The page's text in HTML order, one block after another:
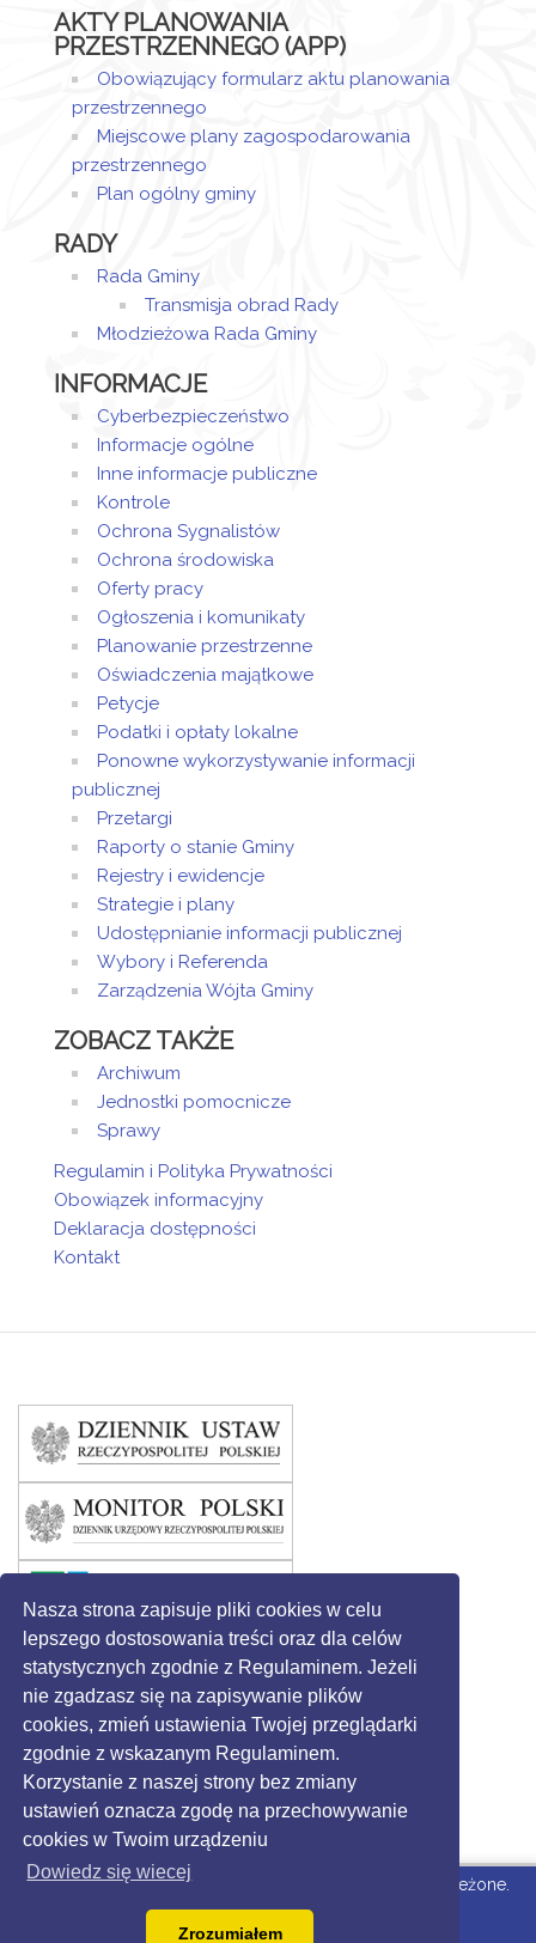
Nasza strona zapisuje pliki cookies w celu
lepszego dostosowania treści oraz dla celów
statystycznych zgodnie z Regulaminem. Jeżeli
nie zgadzasz się na zapisywanie plików
cookies, zmień ustawienia Twojej przeglądarki
zgodnie z wskazanym Regulaminem.
Korzystanie z naszej strony bez zmiany
ustawień oznacza zgodę na przechowywanie
cookies w Twoim urządzeniu
Dowiedz się wiecej
Zrozumiałem
AKTY PLANOWANIA
PRZESTRZENNEGO (APP)
Obowiązujący formularz aktu planowania
przestrzennego
Miejscowe plany zagospodarowania
przestrzennego
Plan ogólny gminy
RADY
Rada Gminy
Transmisja obrad Rady
Młodzieżowa Rada Gminy
INFORMACJE
Cyberbezpieczeństwo
Informacje ogólne
Inne informacje publiczne
Kontrole
Ochrona Sygnalistów
Ochrona środowiska
Oferty pracy
Ogłoszenia i komunikaty
Planowanie przestrzenne
Oświadczenia majątkowe
Petycje
Podatki i opłaty lokalne
Ponowne wykorzystywanie informacji
publicznej
Przetargi
Raporty o stanie Gminy
Rejestry i ewidencje
Strategie i plany
Udostępnianie informacji publicznej
Wybory i Referenda
Zarządzenia Wójta Gminy
ZOBACZ TAKŻE
Archiwum
Jednostki pomocnicze
Sprawy
Regulamin i Polityka Prywatności
Obowiązek informacyjny
Deklaracja dostępności
Kontakt
© 2016 - Gmina Święciechowa. Wszystkie prawa zastrzeżone.
Strona dla Urzędu
wdrożone przez Grikon.eu |